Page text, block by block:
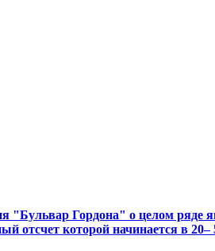
Гордона" о целом ряде
отсчет которой начинается в